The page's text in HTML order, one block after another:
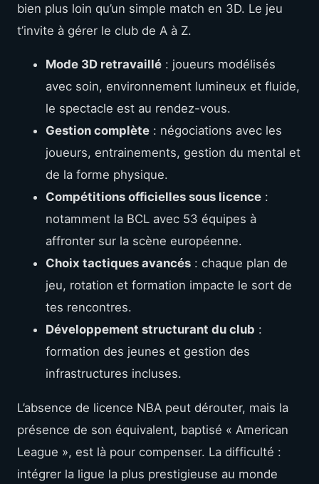
bien plus loin qu’un simple match en 3D. Le jeu
t’invite à gérer le club de A à Z.
Mode 3D retravaillé : joueurs modélisés
avec soin, environnement lumineux et fluide,
le spectacle est au rendez-vous.
Gestion complète : négociations avec les
joueurs, entrainements, gestion du mental et
de la forme physique.
Compétitions officielles sous licence :
notamment la BCL avec 53 équipes à
affronter sur la scène européenne.
Choix tactiques avancés : chaque plan de
jeu, rotation et formation impacte le sort de
tes rencontres.
Développement structurant du club :
formation des jeunes et gestion des
infrastructures incluses.
L’absence de licence NBA peut dérouter, mais la
présence de son équivalent, baptisé « American
League », est là pour compenser. La difficulté :
intégrer la ligue la plus prestigieuse au monde